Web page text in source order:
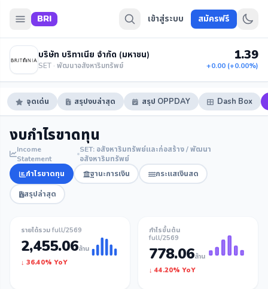
BRI เข้าสู่ระบบ สมัครฟรี
บริษัท บริทาเนีย จำกัด (มหาชน)
SET · พัฒนาอสังหาริมทรัพย์
1.39
+0.00 (+0.00%)
จุดเด่น สรุปงบล่าสุด สรุป OPPDAY Dash Box
งบกำไรขาดทุน
Income
Statement
SET: อสังหาริมทรัพย์และก่อสร้าง / พัฒนา
อสังหาริมทรัพย์
กำไรขาดทุน ฐานะการเงิน
กระแสเงินสด
สรุปล่าสุด
รายได้รวม full/2569
2,455.06ล้าน
↓ 36.40% YoY
กำไรขั้นต้น
full/2569
778.06ล้าน
↓ 44.20% YoY